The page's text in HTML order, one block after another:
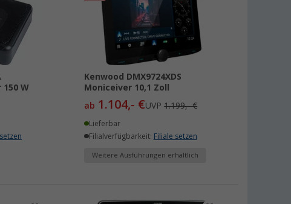
W
Kenwood DMX9724XDS
Moniceiver 10,1 Zoll
ab 1.104,- €UVP1.199,- €
Lieferbar
Filialverfügbarkeit: Filiale setzen
Weitere Ausführungen erhältlich